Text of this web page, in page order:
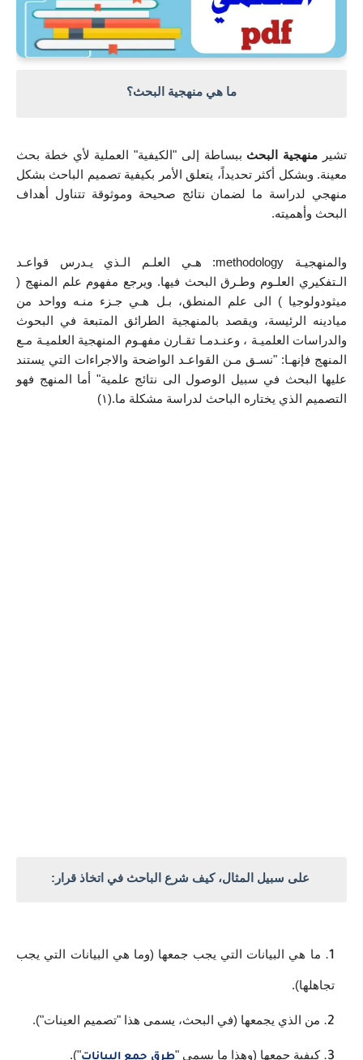
ما هي منهجية البحث؟
تشير منهجية البحث
البحث وأهميته.
التصميم الذي يختاره الباحث لدراسة مشكلة ما.(١)
على سبيل المثال، كيف شرع الباحث في اتخاذ قرار:
تجاهلها).
من الذي يجمعها (في البحث، يسمى هذا "تصميم العينات").
كيفية جمعها (وهذا ما يسمى "طرق جمع البيانات").